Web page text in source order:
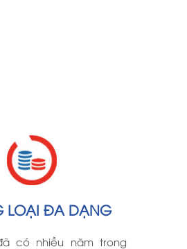
LOẠI ĐA DẠNG
có nhiều năm trong